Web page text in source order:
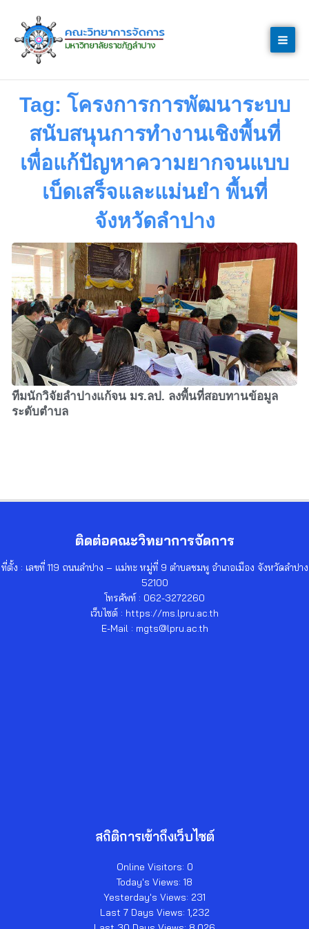
content
Tag: โครงการการพัฒนาระบบ
สนับสนุนการทำงานเชิงพื้นที่
เพื่อแก้ปัญหาความยากจนแบบ
เบ็ดเสร็จและแม่นยำ พื้นที่
จังหวัดลำปาง
ทีมนักวิจัยลำปางแก้จน มร.ลป. ลงพื้นที่สอบทานข้อมูล
ระดับตำบล
ติดต่อคณะวิทยาการจัดการ
ที่ตั้ง : เลขที่ 119 ถนนลำปาง – แม่ทะ หมู่ที่ 9 ตำบลชมพู อำเภอเมือง จังหวัดลำปาง
52100
โทรศัพท์ : 062-3272260
เว็บไซต์ : https://ms.lpru.ac.th
E-Mail : mgts@lpru.ac.th
สถิติการเข้าถึงเว็บไซต์
Online Visitors: 0
Today's Views: 18
Yesterday's Views: 231
Last 7 Days Views: 1,232